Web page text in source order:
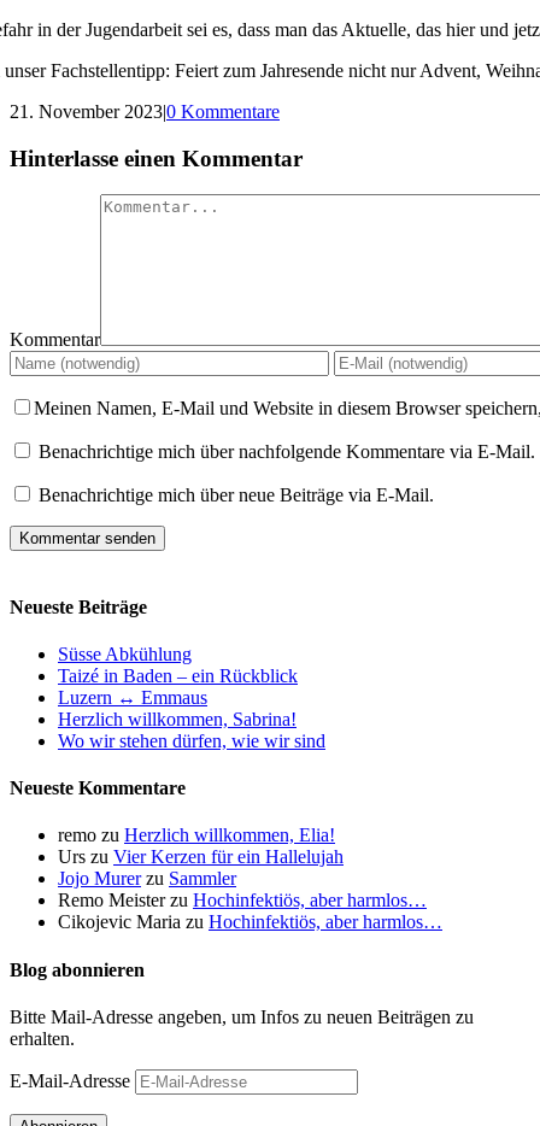
in der Jugendarbeit sei es, dass man das Aktuelle, das hier und
Fachstellentipp: Feiert zum Jahresende nicht nur Advent,
21. November 2023|0 Kommentare
Hinterlasse einen Kommentar
Kommentar
Meinen Namen, E-Mail und Website in diesem Browser
Benachrichtige mich über nachfolgende Kommentare via E-Mail.
Benachrichtige mich über neue Beiträge via E-Mail.
Neueste Beiträge
Süsse Abkühlung
Taizé in Baden – ein Rückblick
Luzern ↔ Emmaus
Herzlich willkommen, Sabrina!
Wo wir stehen dürfen, wie wir sind
Neueste Kommentare
remo zu Herzlich willkommen, Elia!
Urs zu Vier Kerzen für ein Hallelujah
Jojo Murerzu Sammler
Remo Meisterzu Hochinfektiös, aber harmlos…
Cikojevic Maria zu Hochinfektiös, aber harmlos…
Blog abonnieren
Bitte Mail-Adresse angeben, um Infos zu neuen Beiträgen zu
erhalten.
E-Mail-Adresse